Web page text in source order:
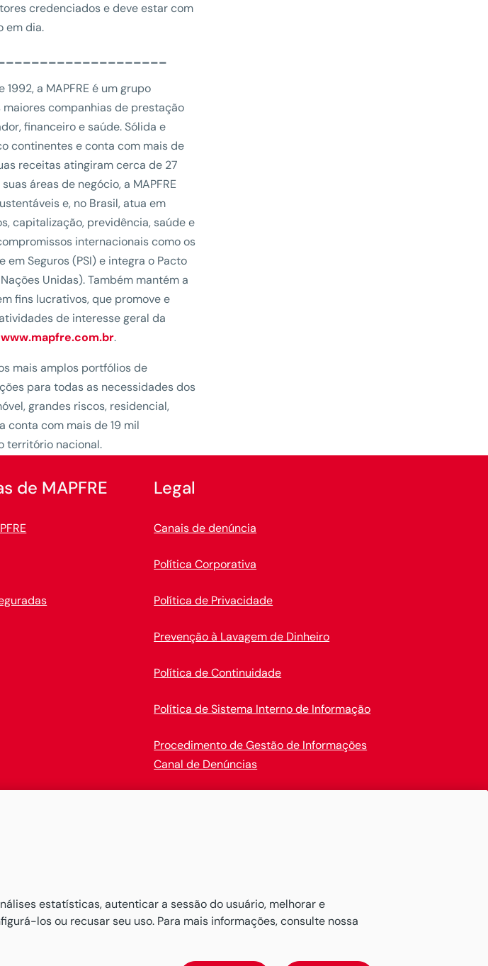
credenciados e deve estar com
em dia.
1992, a MAPFRE é um grupo
companhias de prestação
financeiro e saúde. Sólida e
continentes e conta com mais de
receitas atingiram cerca de 27
áreas de negócio, a MAPFRE
e, no Brasil, atua em
capitalização, previdência, saúde e
internacionais como os
Seguros (PSI) e integra o Pacto
Unidas). Também mantém a
fins lucrativos, que promove e
de interesse geral da
www.mapfre.com.br.
mais amplos portfólios de
para todas as necessidades dos
grandes riscos, residencial,
conta com mais de 19 mil
território nacional.
de MAPFRE Legal
Canais de denúncia
Política Corporativa
Política de Privacidade
Prevenção à Lavagem de Dinheiro
Política de Continuidade
Política de Sistema Interno de Informação
Procedimento de Gestão de Informações
Canal de Denúncias
estatísticas, autenticar a sessão do usuário, melhorar e
los ou recusar seu uso. Para mais informações, consulte nossa